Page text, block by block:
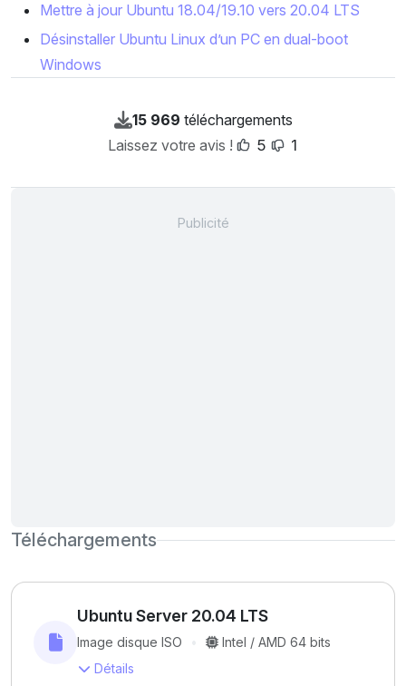
Mettre à jour Ubuntu 18.04/19.10 vers 20.04 LTS
Désinstaller Ubuntu Linux d’un PC en dual-boot
Windows
15 969 téléchargements
Laissez votre avis !
5 1
Téléchargements
Ubuntu Server 20.04 LTS
Image disque ISO
Intel / AMD 64 bits
Détails